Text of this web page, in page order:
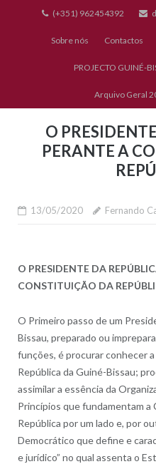
(+351) 962454392
Sobre nós Contactos
PROJECTO GUINÉ-
Arquivo Geral
O
PERANTE A
13/05/2020 Fernando
O PRESIDENTE DA
CONSTITUIÇÃO DA
O Primeiro passo de um
Bissau, preparado ou
funções, é procurar conhecer
República da Guiné-Bissau;
assimilar a essência da
Princípios que fundamentam a
República por um lado e, por
Democrático que define e
e jurídico” no qual assenta o